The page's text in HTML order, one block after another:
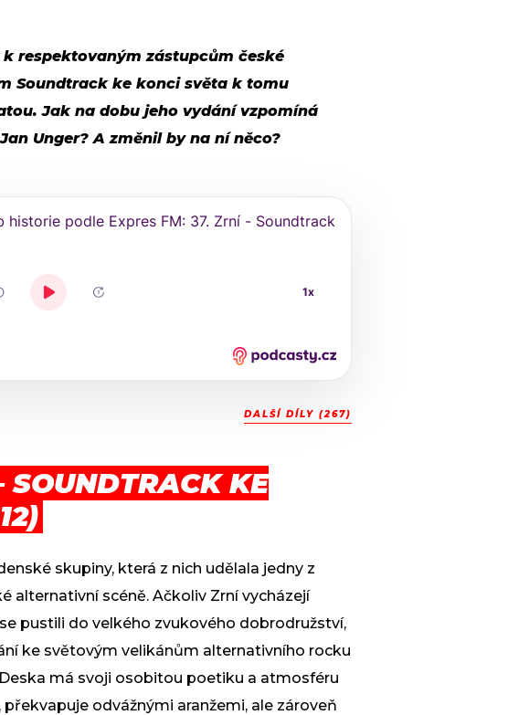
respektovaným zástupcům české
Soundtrack ke konci světa k tomu
Jak na dobu jeho vydání vzpomíná
Unger? A změnil by na ní něco?
DALŠÍ DÍLY (267)
SOUNDTRACK KE
skupiny, která z nich udělala jedny z
alternativní scéně. Ačkoliv Zrní vycházejí
pustili do velkého zvukového dobrodružství,
ke světovým velikánům alternativního rocku
má svoji osobitou poetiku a atmosféru
odvážnými aranžemi, ale zároveň